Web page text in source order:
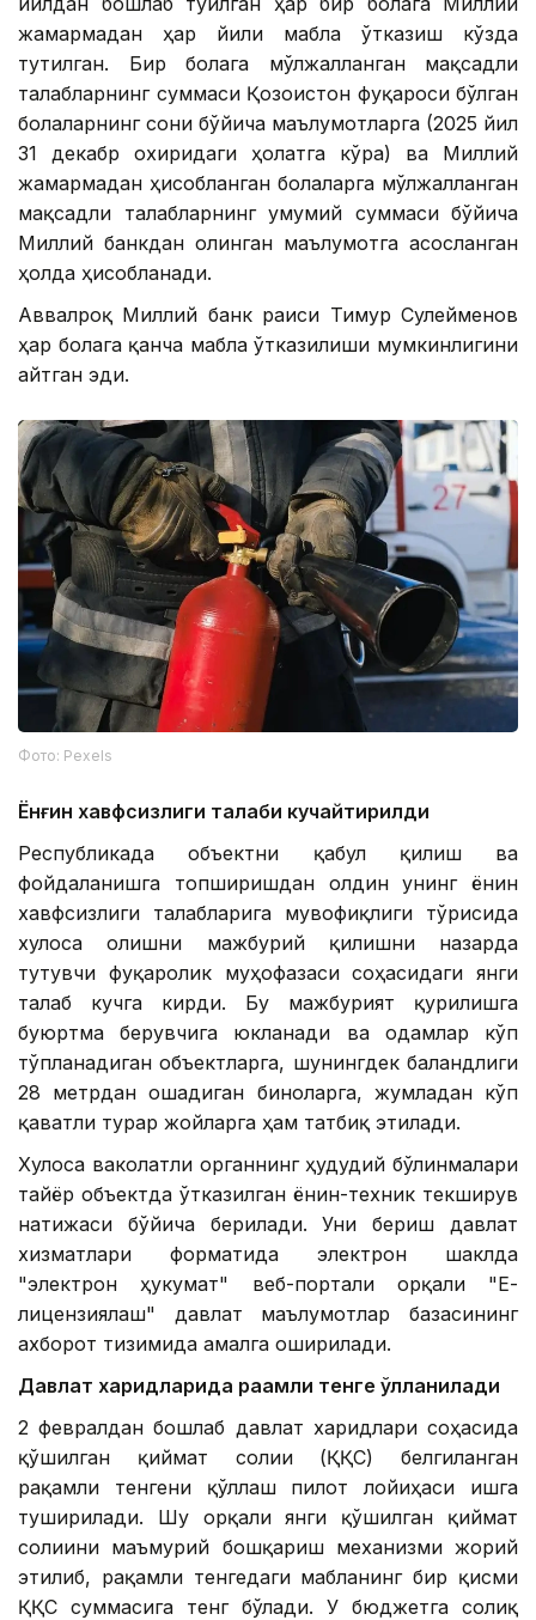
жамғармадан ҳар йили маблағ ўтказиш кўзда
тутилган. Бир болага мўлжалланган мақсадли
талабларнинг суммаси Қозоғистон фуқароси бўлган
болаларнинг сони бўйича маълумотларга (2025 йил
31 декабр охиридаги ҳолатга кўра) ва Миллий
жамғармадан ҳисобланган болаларга мўлжалланган
мақсадли талабларнинг умумий суммаси бўйича
Миллий банкдан олинган маълумотга асосланган
ҳолда ҳисобланади.
Аввалроқ Миллий банк раиси Тимур Сулейменов
ҳар болага қанча маблағ ўтказилиши мумкинлигини
айтган эди.
Фото: Pexels
Ёнғин хавфсизлиги талаби кучайтирилди
Республикада объектни қабул қилиш ва
фойдаланишга топширишдан олдин унинг ёнғин
хавфсизлиги талабларига мувофиқлиги тўғрисида
хулоса олишни мажбурий қилишни назарда
тутувчи фуқаролик муҳофазаси соҳасидаги янги
талаб кучга кирди. Бу мажбурият қурилишга
буюртма берувчига юкланади ва одамлар кўп
тўпланадиган объектларга, шунингдек баландлиги
28 метрдан ошадиган биноларга, жумладан кўп
қаватли турар жойларга ҳам татбиқ этилади.
Хулоса ваколатли органнинг ҳудудий бўлинмалари
тайёр объектда ўтказилган ёнғин-техник текширув
натижаси бўйича берилади. Уни бериш давлат
хизматлари форматида электрон шаклда
"электрон ҳукумат" веб-портали орқали "Е-
лицензиялаш" давлат маълумотлар базасининг
ахборот тизимида амалга оширилади.
Давлат харидларида рақамли тенге қўлланилади
2 февралдан бошлаб давлат харидлари соҳасида
қўшилган қиймат солиғи (ҚҚС) белгиланган
рақамли тенгени қўллаш пилот лойиҳаси ишга
туширилади. Шу орқали янги қўшилган қиймат
солиғини маъмурий бошқариш механизми жорий
этилиб, рақамли тенгедаги маблағнинг бир қисми
ҚҚС суммасига тенг бўлади. У бюджетга солиқ